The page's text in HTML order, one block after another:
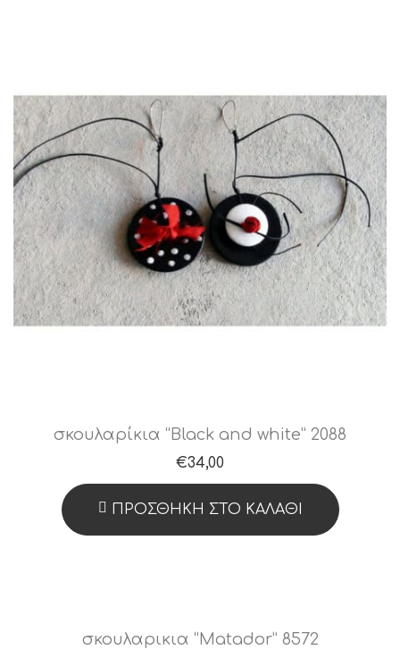
σκουλαρίκια “Black and white” 2088
€34,00
ΠΡΟΣΘΉΚΗ ΣΤΟ ΚΑΛΆΘΙ
σκουλαρικια “Matador” 8572